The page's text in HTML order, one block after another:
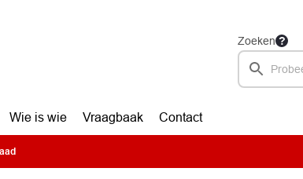
Zoeken
Wie is wie Vraagbaak Contact